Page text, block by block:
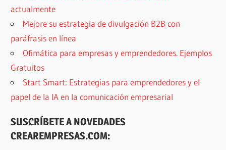
actualmente
Mejore su estrategia de divulgación B2B con
paráfrasis en línea
Ofimática para empresas y emprendedores. Ejemplos
Gratuitos
Start Smart: Estrategias para emprendedores y el
papel de la IA en la comunicación empresarial
SUSCRÍBETE A NOVEDADES
CREAREMPRESAS.COM: